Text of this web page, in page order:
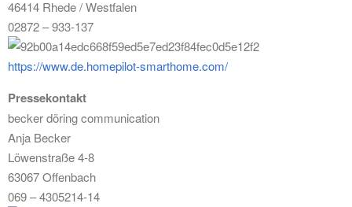
46414 Rhede / Westfalen
02872 – 933-137
https://www.de.homepilot-smarthome.com/
Pressekontakt
becker döring communication
Anja Becker
Löwenstraße 4-8
63067 Offenbach
069 – 4305214-14